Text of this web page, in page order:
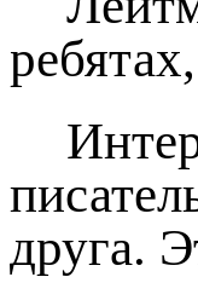
друга.